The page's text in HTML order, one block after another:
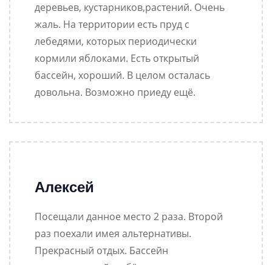
деревьев, кустарников,растений. Очень
жаль. На территории есть пруд с
лебедями, которых периодически
кормили яблоками. Есть открытый
бассейн, хороший. В целом осталась
довольна. Возможно приеду ещё.
Алексей
Посещали данное место 2 раза. Второй
раз поехали имея альтернативы.
Прекрасный отдых. Бассейн